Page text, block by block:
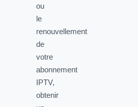
ou
le
renouvellement
de
votre
abonnement
IPTV,
obtenir